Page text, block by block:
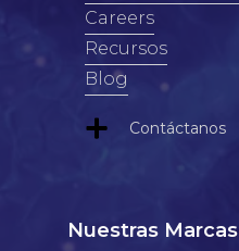
Careers
Recursos
Blog
Contáctanos
Nuestras Marcas